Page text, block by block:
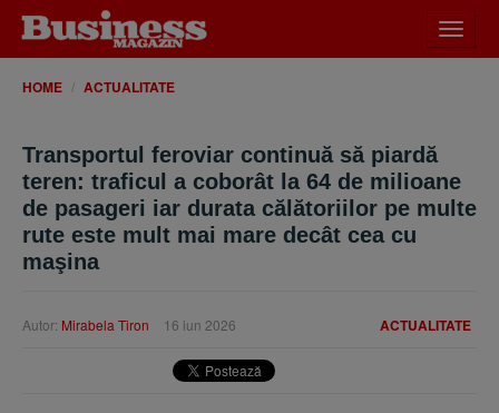
meniu
HOME ACTUALITATE
Transportul feroviar continuă să piardă
teren: traficul a coborât la 64 de milioane
de pasageri iar durata călătoriilor pe multe
rute este mult mai mare decât cea cu
maşina
ACTUALITATE
Autor: Mirabela Tiron 16 iun 2026